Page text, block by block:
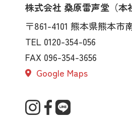
株式会社 桑原雷声堂（本
〒861-4101 熊本県熊本市
TEL 0120-354-056
FAX 096-354-3656
Google Maps